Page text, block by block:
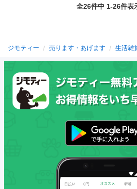
全26件中 1-26件表
ジモティー 売ります・あげます 生活雑